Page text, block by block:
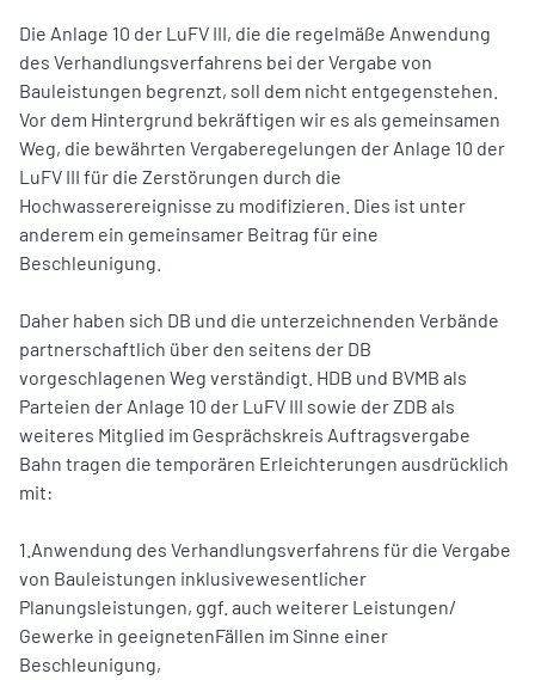
Die Anlage 10 der LuFV III, die die regelmäße Anwendung
des Verhandlungsverfahrens bei der Vergabe von
Bauleistungen begrenzt, soll dem nicht entgegenstehen.
Vor dem Hintergrund bekräftigen wir es als gemeinsamen
Weg, die bewährten Vergaberegelungen der Anlage 10 der
LuFV III für die Zerstörungen durch die
Hochwasserereignisse zu modifizieren. Dies ist unter
anderem ein gemeinsamer Beitrag für eine
Beschleunigung.
Daher haben sich DB und die unterzeichnenden Verbände
partnerschaftlich über den seitens der DB
vorgeschlagenen Weg verständigt. HDB und BVMB als
Parteien der Anlage 10 der LuFV III sowie der ZDB als
weiteres Mitglied im Gesprächskreis Auftragsvergabe
Bahn tragen die temporären Erleichterungen ausdrücklich
mit:
1.Anwendung des Verhandlungsverfahrens für die Vergabe
von Bauleistungen inklusivewesentlicher
Planungsleistungen, ggf. auch weiterer Leistungen/
Gewerke in geeignetenFällen im Sinne einer
Beschleunigung,